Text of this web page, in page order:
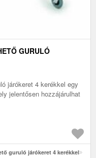
GURULÓ
járókeret 4 kerékkel egy
jelentősen hozzájárulhat
guruló járókeret 4 kerékkel